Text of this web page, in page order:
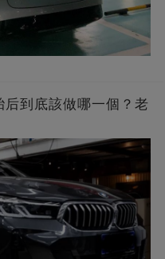
到底該做哪一個？老